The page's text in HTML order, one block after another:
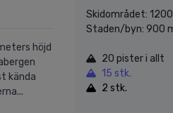
höjd
kända
Skidområdet:
Staden/byn: 900
20 pister i allt
15 stk.
2 stk.